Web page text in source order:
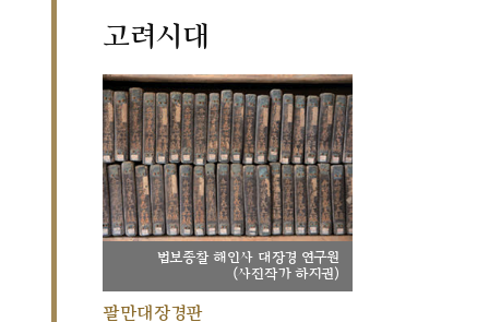
고려시대
법보종찰 해인사 대장경 연구원
(사진작가 하지권)
팔만대장경판